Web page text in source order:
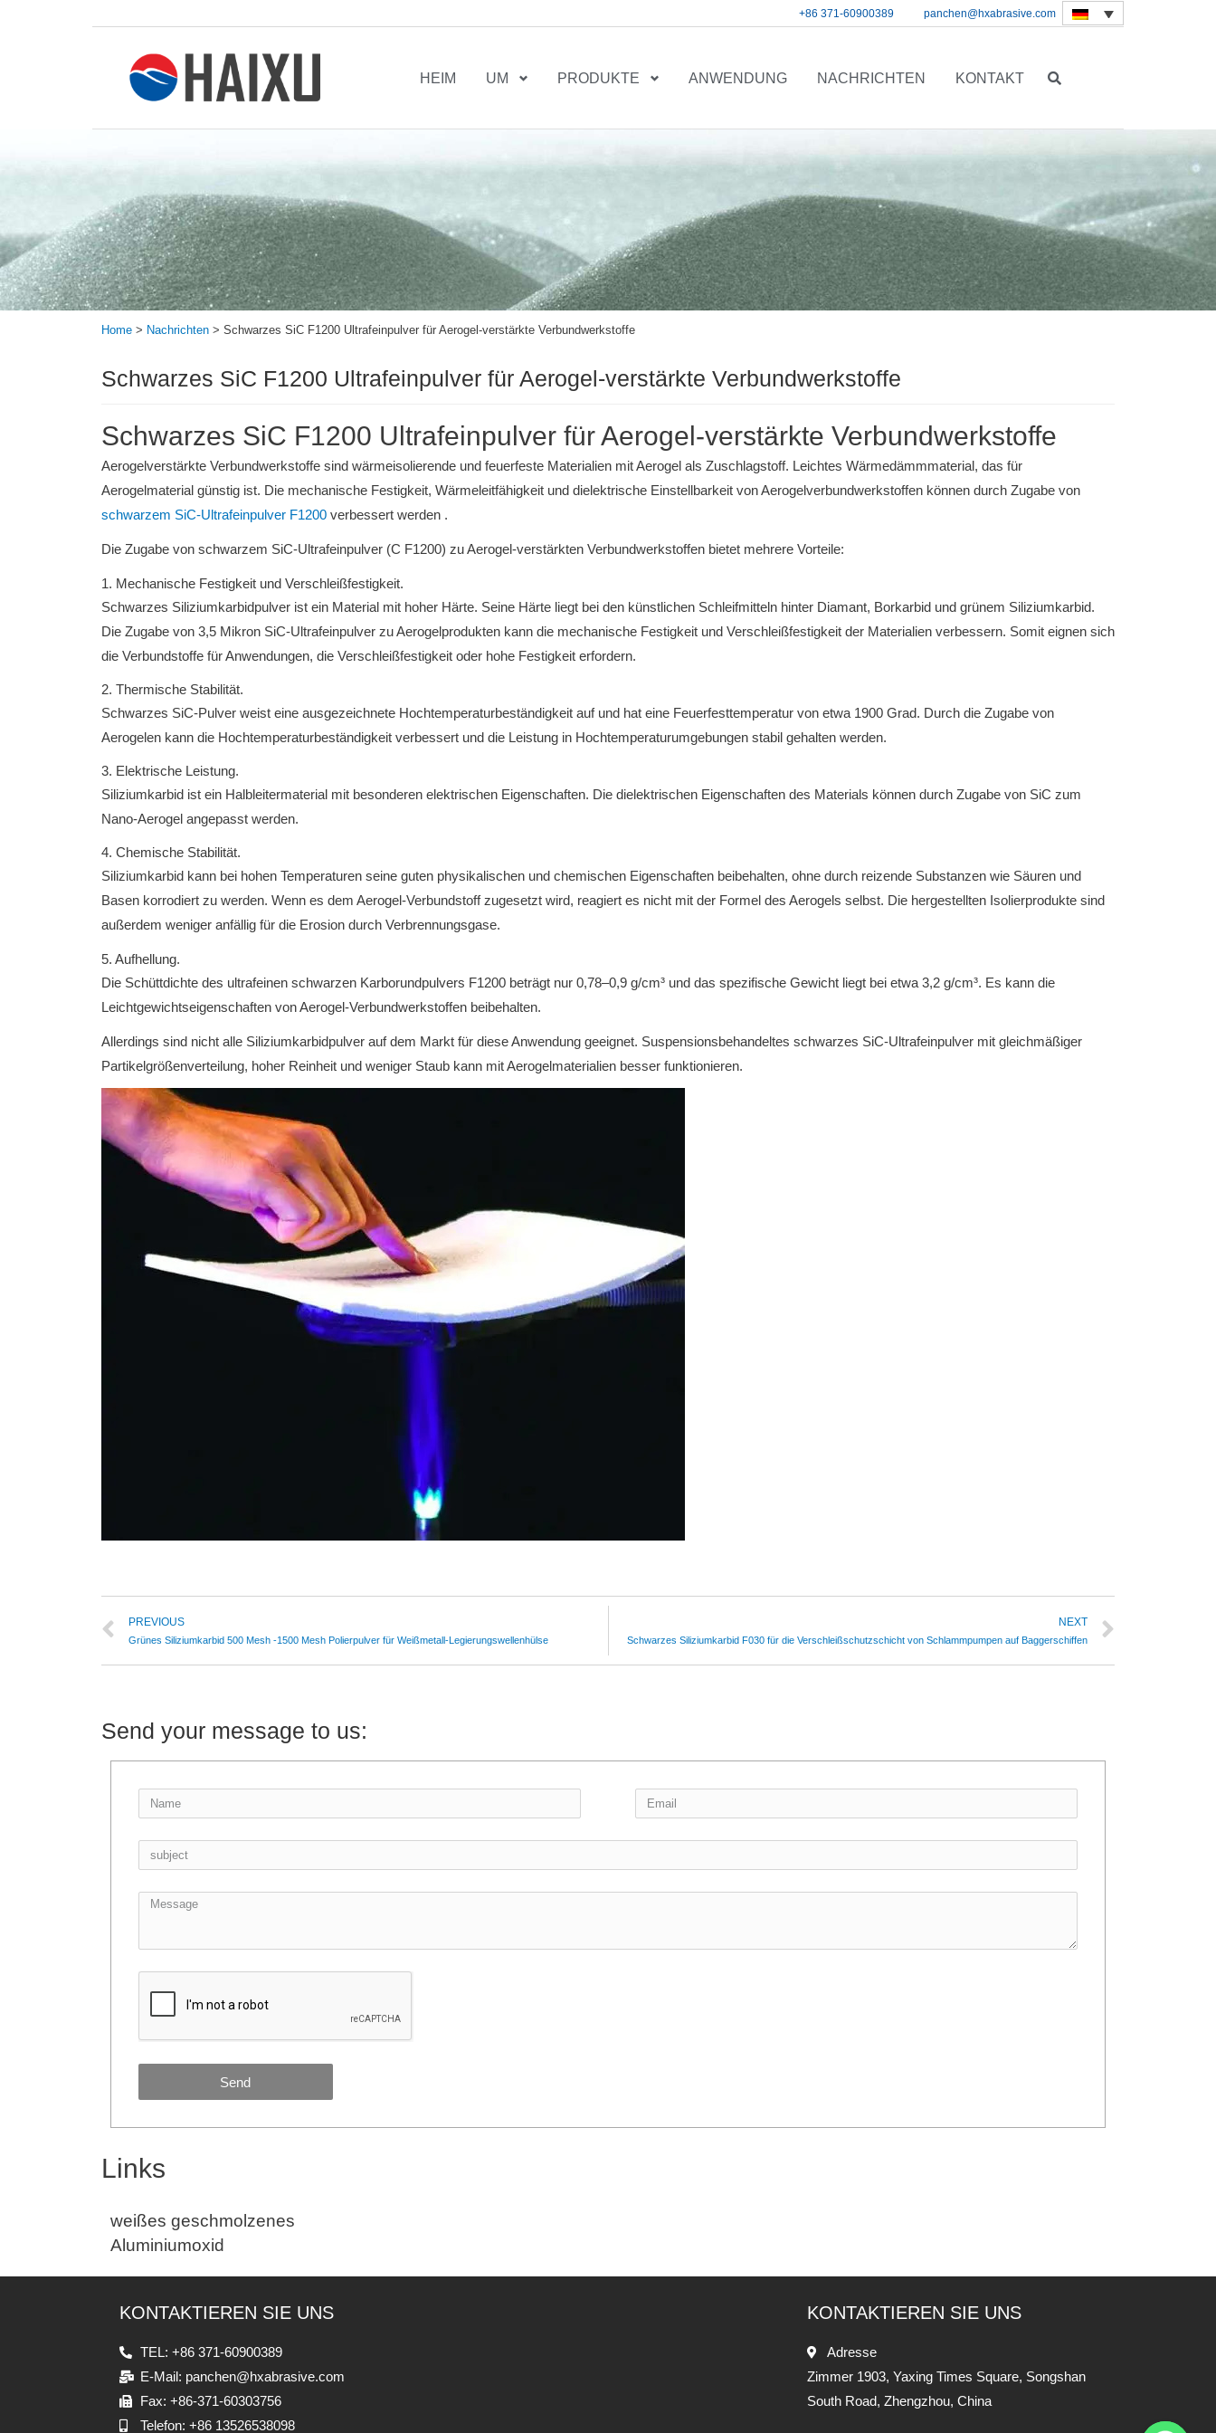
+86 371-60900389 panchen@hxabrasive.com
HEIM UM PRODUKTE ANWENDUNG NACHRICHTEN KONTAKT
Home > Nachrichten > Schwarzes SiC F1200 Ultrafeinpulver für Aerogel-verstärkte Verbundwerkstoffe
Schwarzes SiC F1200 Ultrafeinpulver für Aerogel-verstärkte Verbundwerkstoffe
Schwarzes SiC F1200 Ultrafeinpulver für Aerogel-verstärkte Verbundwerkstoffe
Aerogelverstärkte Verbundwerkstoffe sind wärmeisolierende und feuerfeste Materialien mit Aerogel als Zuschlagstoff. Leichtes Wärmedämmmaterial, das für
Aerogelmaterial günstig ist. Die mechanische Festigkeit, Wärmeleitfähigkeit und dielektrische Einstellbarkeit von Aerogelverbundwerkstoffen können durch Zugabe von
schwarzem SiC-Ultrafeinpulver F1200 verbessert werden .
Die Zugabe von schwarzem SiC-Ultrafeinpulver (C F1200) zu Aerogel-verstärkten Verbundwerkstoffen bietet mehrere Vorteile:
1. Mechanische Festigkeit und Verschleißfestigkeit.
Schwarzes Siliziumkarbidpulver ist ein Material mit hoher Härte. Seine Härte liegt bei den künstlichen Schleifmitteln hinter Diamant, Borkarbid und grünem Siliziumkarbid.
Die Zugabe von 3,5 Mikron SiC-Ultrafeinpulver zu Aerogelprodukten kann die mechanische Festigkeit und Verschleißfestigkeit der Materialien verbessern. Somit eignen sich
die Verbundstoffe für Anwendungen, die Verschleißfestigkeit oder hohe Festigkeit erfordern.
2. Thermische Stabilität.
Schwarzes SiC-Pulver weist eine ausgezeichnete Hochtemperaturbeständigkeit auf und hat eine Feuerfesttemperatur von etwa 1900 Grad. Durch die Zugabe von
Aerogelen kann die Hochtemperaturbeständigkeit verbessert und die Leistung in Hochtemperaturumgebungen stabil gehalten werden.
3. Elektrische Leistung.
Siliziumkarbid ist ein Halbleitermaterial mit besonderen elektrischen Eigenschaften. Die dielektrischen Eigenschaften des Materials können durch Zugabe von SiC zum
Nano-Aerogel angepasst werden.
4. Chemische Stabilität.
Siliziumkarbid kann bei hohen Temperaturen seine guten physikalischen und chemischen Eigenschaften beibehalten, ohne durch reizende Substanzen wie Säuren und
Basen korrodiert zu werden. Wenn es dem Aerogel-Verbundstoff zugesetzt wird, reagiert es nicht mit der Formel des Aerogels selbst. Die hergestellten Isolierprodukte sind
außerdem weniger anfällig für die Erosion durch Verbrennungsgase.
5. Aufhellung.
Die Schüttdichte des ultrafeinen schwarzen Karborundpulvers F1200 beträgt nur 0,78–0,9 g/cm³ und das spezifische Gewicht liegt bei etwa 3,2 g/cm³. Es kann die
Leichtgewichtseigenschaften von Aerogel-Verbundwerkstoffen beibehalten.
Allerdings sind nicht alle Siliziumkarbidpulver auf dem Markt für diese Anwendung geeignet. Suspensionsbehandeltes schwarzes SiC-Ultrafeinpulver mit gleichmäßiger
Partikelgrößenverteilung, hoher Reinheit und weniger Staub kann mit Aerogelmaterialien besser funktionieren.
PREVIOUS
Grünes Siliziumkarbid 500 Mesh -1500 Mesh Polierpulver für Weißmetall-Legierungswellenhülse
NEXT
Schwarzes Siliziumkarbid F030 für die Verschleißschutzschicht von Schlammpumpen auf Baggerschiffen
Send your message to us:
Send
Links
weißes geschmolzenes
Aluminiumoxid
KONTAKTIEREN SIE UNS
TEL: +86 371-60900389
E-Mail: panchen@hxabrasive.com
Fax: +86-371-60303756
Telefon: +86 13526538098
KONTAKTIEREN SIE UNS
Adresse
Zimmer 1903, Yaxing Times Square, Songshan
South Road, Zhengzhou, China